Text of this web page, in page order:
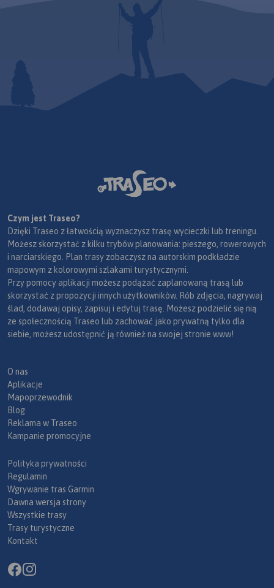
Czym jest Traseo?
Dzięki Traseo z łatwością wyznaczysz trasę wycieczki lub treningu.
Możesz skorzystać z kilku trybów planowania: pieszego, rowerowych
i narciarskiego. Plan trasy zobaczysz na autorskim podkładzie
mapowym z kolorowymi szlakami turystycznymi.
Przy pomocy aplikacji możesz podążać zaplanowaną trasą lub
skorzystać z propozycji innych użytkowników. Rób zdjęcia, nagrywaj
ślad, dodawaj opisy, zapisuj i edytuj trasę. Możesz podzielić się nią
ze społecznością Traseo lub zachować jako prywatną tylko dla
siebie, możesz udostępnić ją również na swojej stronie www!
O nas
Aplikacje
Mapoprzewodnik
Blog
Reklama w Traseo
Kampanie promocyjne
Polityka prywatności
Regulamin
Wgrywanie tras Garmin
Dawna wersja strony
Wszystkie trasy
Trasy turystyczne
Kontakt